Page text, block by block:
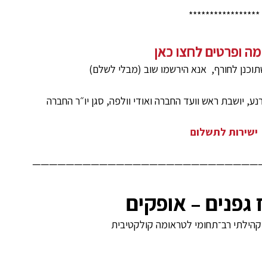
*****************
ופרטים לחצו כאן
לחורף, אנא הירשמו שוב (מבלי לשלם)
יושבת ראש וועד החברה ואודי וולפה, סגן יו״ר החברה
ישירות לתשלום
גפנים – אופקים
רב־תחומי לטראומה קולקטיבית